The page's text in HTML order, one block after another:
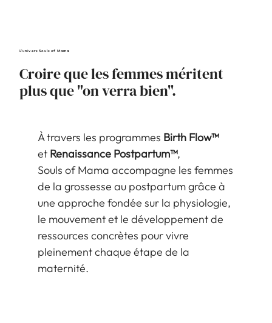
L'univers Souls of Mama
Croire que les femmes méritent
plus que "on verra bien".
À travers les programmes Birth Flow™
et Renaissance Postpartum™,
Souls of Mama accompagne les femmes
de la grossesse au postpartum grâce à
une approche fondée sur la physiologie,
le mouvement et le développement de
ressources concrètes pour vivre
pleinement chaque étape de la
maternité.